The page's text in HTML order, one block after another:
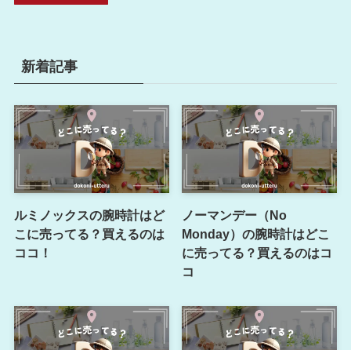
新着記事
ルミノックスの腕時計はど
こに売ってる？買えるのは
ココ！
ノーマンデー（No
Monday）の腕時計はどこ
に売ってる？買えるのはコ
コ